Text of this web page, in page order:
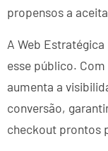
propensos a
A Web
esse público.
aumenta a
conversão,
checkout prontos